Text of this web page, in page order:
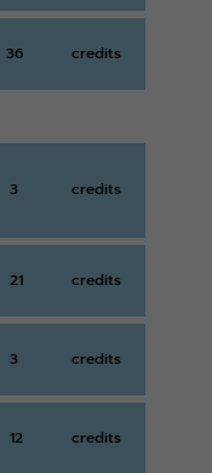
36 credits
3 credits
21 credits
3 credits
12 credits